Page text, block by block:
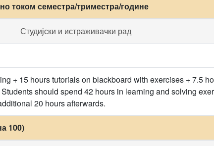
током семестра/триместра/године
Студијски и истраживачки рад
+ 15 hours tutorials on blackboard with exercises + 7.5
should spend 42 hours in learning and solving
20 hours afterwards.
100)